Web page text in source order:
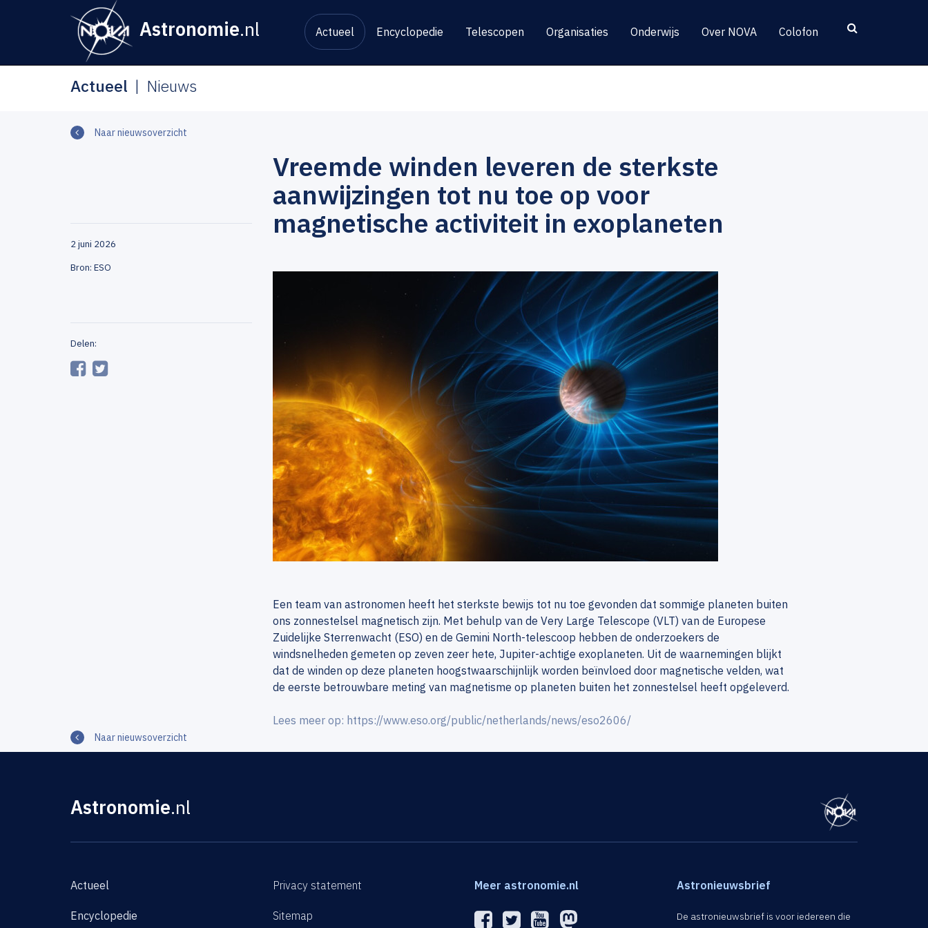
Astronomie.nl Actueel Encyclopedie Telescopen Organisaties Onderwijs Over NOVA Colofon
Actueel Nieuws
Naar nieuwsoverzicht
2 juni 2026
Bron: ESO
Delen:
Vreemde winden leveren de sterkste
aanwijzingen tot nu toe op voor
magnetische activiteit in exoplaneten
Een team van astronomen heeft het sterkste bewijs tot nu toe gevonden dat sommige planeten buiten
ons zonnestelsel magnetisch zijn. Met behulp van de Very Large Telescope (VLT) van de Europese
Zuidelijke Sterrenwacht (ESO) en de Gemini North-telescoop hebben de onderzoekers de
windsnelheden gemeten op zeven zeer hete, Jupiter-achtige exoplaneten. Uit de waarnemingen blijkt
dat de winden op deze planeten hoogstwaarschijnlijk worden beïnvloed door magnetische velden, wat
de eerste betrouwbare meting van magnetisme op planeten buiten het zonnestelsel heeft opgeleverd.
Lees meer op: https://www.eso.org/public/netherlands/news/eso2606/
Naar nieuwsoverzicht
Astronomie.nl
Actueel
Encyclopedie
Privacy statement
Sitemap
Meer astronomie.nl Astronieuwsbrief
De astronieuwsbrief is voor iedereen die